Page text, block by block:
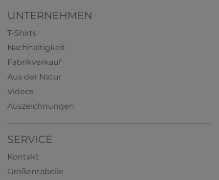
UNTERNEHMEN
T-Shirts
Nachhaltigkeit
Fabrikverkauf
Aus der Natur
Videos
Auszeichnungen
SERVICE
Kontakt
Größentabelle